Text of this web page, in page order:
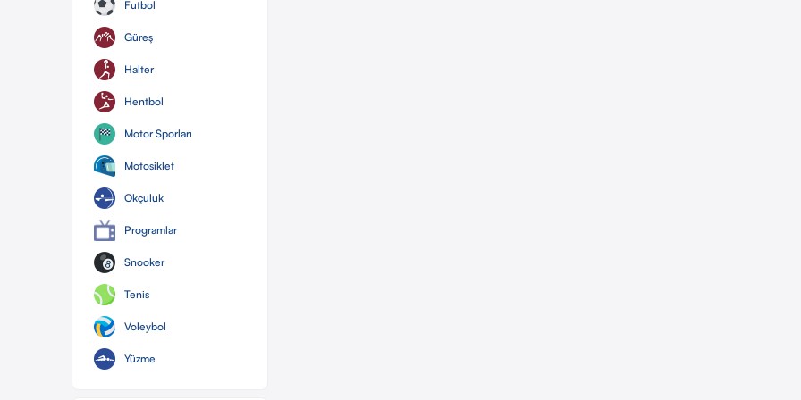
Futbol
Güreş
Halter
Hentbol
Motor Sporları
Motosiklet
Okçuluk
Programlar
Snooker
Tenis
Voleybol
Yüzme